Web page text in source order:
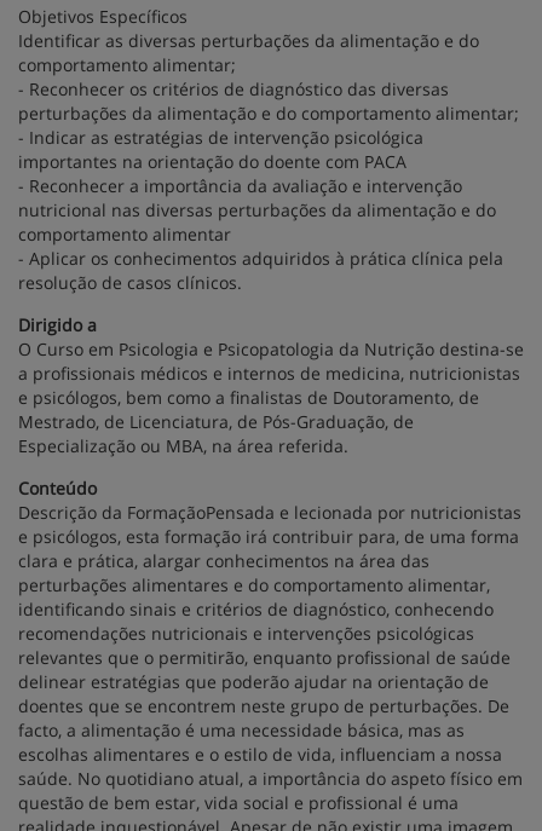
Objetivos Específicos
Identificar as diversas perturbações da alimentação e do
comportamento alimentar;
- Reconhecer os critérios de diagnóstico das diversas
perturbações da alimentação e do comportamento alimentar;
- Indicar as estratégias de intervenção psicológica
importantes na orientação do doente com PACA
- Reconhecer a importância da avaliação e intervenção
nutricional nas diversas perturbações da alimentação e do
comportamento alimentar
- Aplicar os conhecimentos adquiridos à prática clínica pela
resolução de casos clínicos.
Dirigido a
O Curso em Psicologia e Psicopatologia da Nutrição destina-se
a profissionais médicos e internos de medicina, nutricionistas
e psicólogos, bem como a finalistas de Doutoramento, de
Mestrado, de Licenciatura, de Pós-Graduação, de
Especialização ou MBA, na área referida.
Conteúdo
Descrição da FormaçãoPensada e lecionada por nutricionistas
e psicólogos, esta formação irá contribuir para, de uma forma
clara e prática, alargar conhecimentos na área das
perturbações alimentares e do comportamento alimentar,
identificando sinais e critérios de diagnóstico, conhecendo
recomendações nutricionais e intervenções psicológicas
relevantes que o permitirão, enquanto profissional de saúde
delinear estratégias que poderão ajudar na orientação de
doentes que se encontrem neste grupo de perturbações. De
facto, a alimentação é uma necessidade básica, mas as
escolhas alimentares e o estilo de vida, influenciam a nossa
saúde. No quotidiano atual, a importância do aspeto físico em
questão de bem estar, vida social e profissional é uma